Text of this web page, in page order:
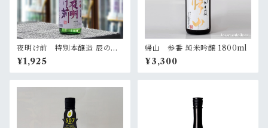
夜明け前 特別本醸造 辰の吟
720ml
¥1,925
帰山 参番 純米吟醸 1800ml
¥3,300